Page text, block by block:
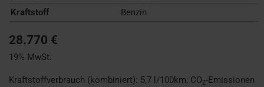
Kraftstoff
Benzin
28.770 €
19% MwSt.
Kraftstoffverbrauch (kombiniert): 5,7 l/100km; CO2-Emissionen